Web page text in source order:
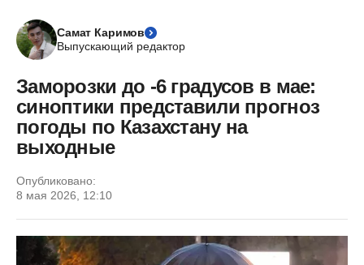
Самат Каримов
Выпускающий редактор
Заморозки до -6 градусов в мае:
синоптики представили прогноз
погоды по Казахстану на
выходные
Опубликовано:
8 мая 2026, 12:10